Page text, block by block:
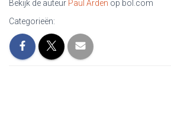
Bekijk de auteur Paul Arden op bol.com
Categorieën: